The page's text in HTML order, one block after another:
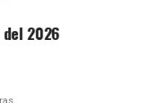
informó que el
a más de mil
2026